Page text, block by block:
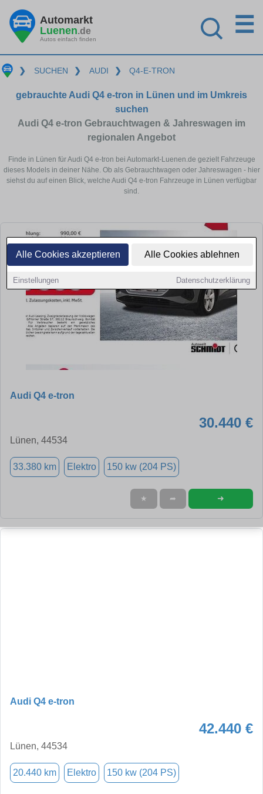
Alle Cookies akzeptieren Alle Cookies ablehnen
Einstellungen Datenschutzerklärung
Automarkt
Luenen.de
Autos einfach finden
☰
❯ SUCHEN ❯ AUDI ❯ Q4-E-TRON
gebrauchte Audi Q4 e-tron in Lünen und im Umkreis
suchen
Audi Q4 e-tron Gebrauchtwagen & Jahreswagen im
regionalen Angebot
Finde in Lünen für Audi Q4 e-tron bei Automarkt-Luenen.de gezielt Fahrzeuge
dieses Models in deiner Nähe. Ob als Gebrauchtwagen oder Jahreswagen - hier
siehst du auf einen Blick, welche Audi Q4 e-tron Fahrzeuge in Lünen verfügbar
sind.
Audi Q4 e-tron
30.440 €
Lünen, 44534
33.380 km Elektro 150 kw (204 PS)
★ ➦ ➜
Audi Q4 e-tron
42.440 €
Lünen, 44534
20.440 km Elektro 150 kw (204 PS)